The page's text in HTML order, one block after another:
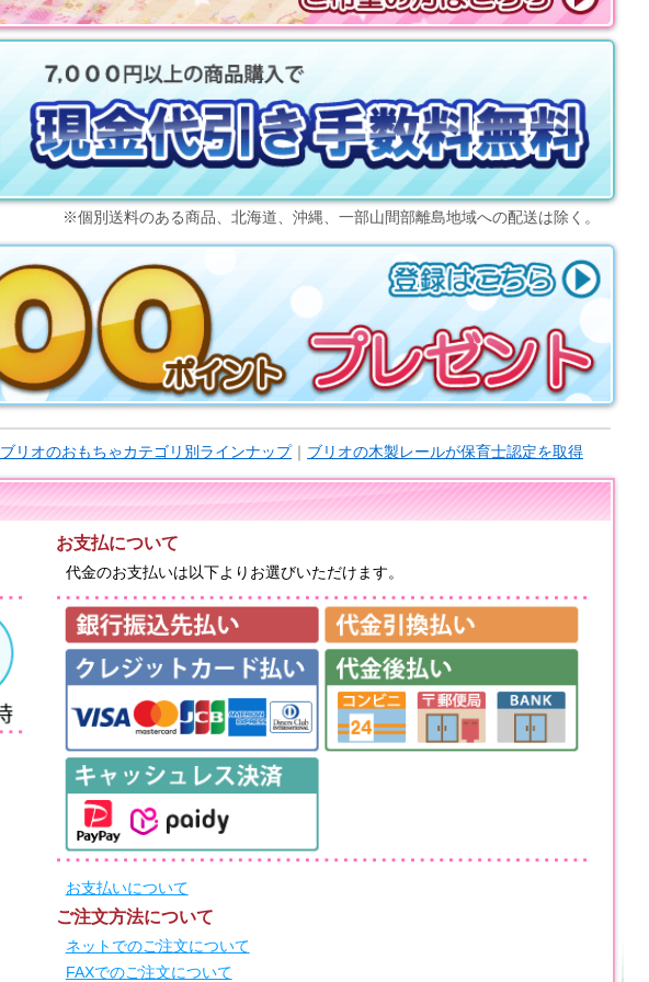
※個別送料のある商品、北海道、沖縄、一部山間部離島地域への配送は除く。
ブリオのおもちゃカテゴリ別ラインナップ｜ ブリオの木製レールが保育士認定を取得
お支払について
代金のお支払いは以下よりお選びいただけます。
お支払いについて
ご注文方法について
ネットでのご注文について
FAXでのご注文について